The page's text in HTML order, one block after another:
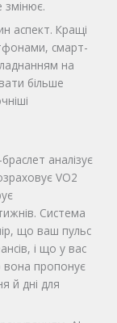
змінює.
аспект. Кращі
смарт-
на
більше
аналізує
VO2
Система
що ваш пульс
і що у вас
вона пропонує
й дні для